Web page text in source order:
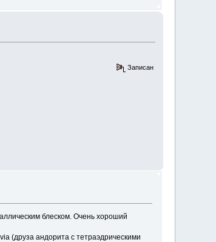
Записан
блеском. Очень хороший
(друза андорита с тетраэдрическими